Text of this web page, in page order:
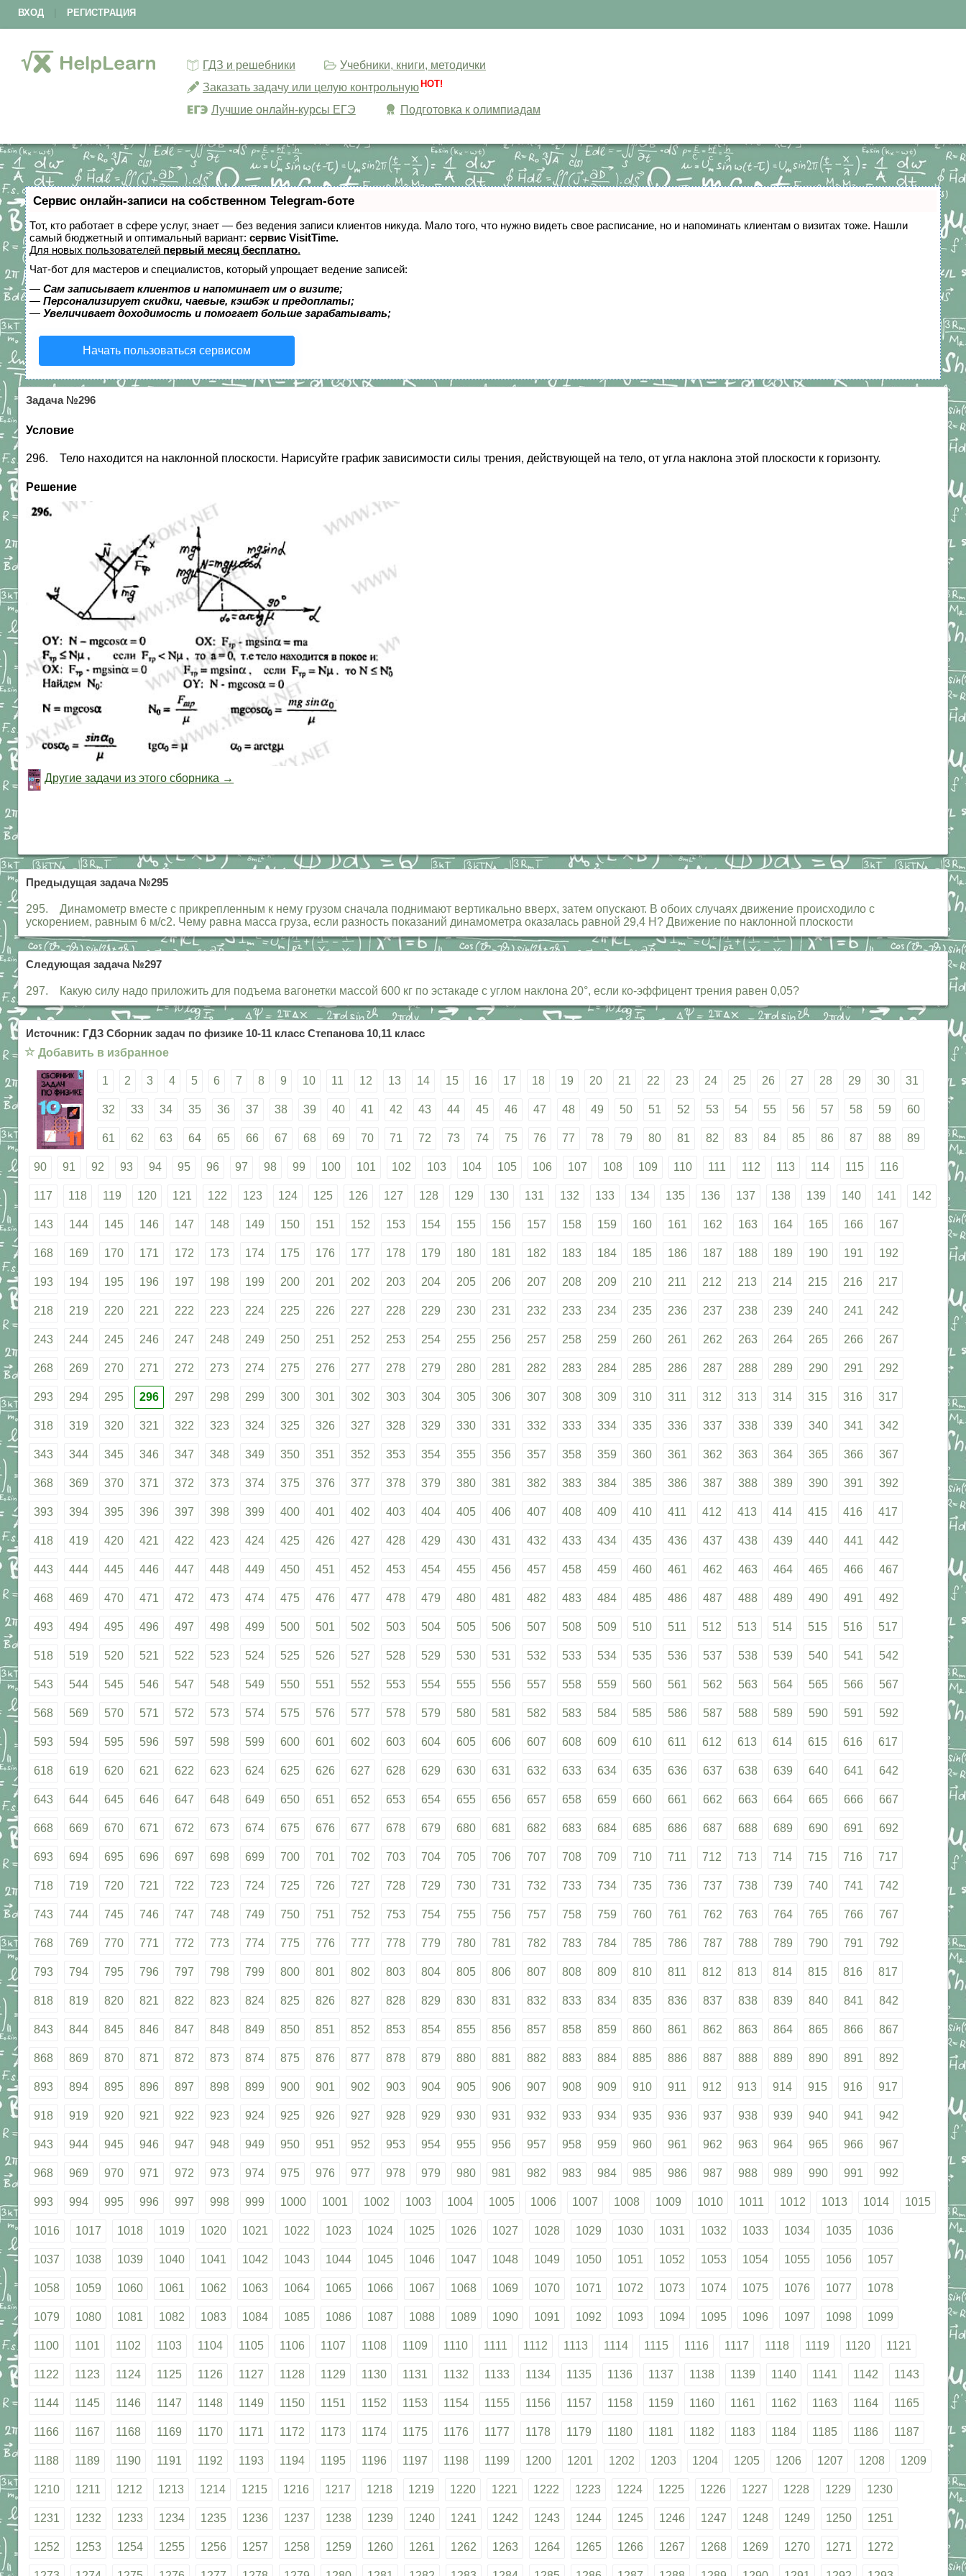
ВХОД РЕГИСТРАЦИЯ
ГДЗ и решебники
Учебники, книги, методички
Заказать задачу или целую контрольную HOT!
Лучшие онлайн-курсы ЕГЭ Подготовка к олимпиадам
Сервис онлайн-записи на собственном Telegram-боте
Тот, кто работает в сфере услуг, знает — без ведения записи клиентов никуда. Мало того, что нужно видеть свое расписание, но и напоминать клиентам о визитах тоже. Нашли
самый бюджетный и оптимальный вариант: сервис VisitTime.
Для новых пользователей первый месяц бесплатно.
Чат-бот для мастеров и специалистов, который упрощает ведение записей:
— Сам записывает клиентов и напоминает им о визите;
— Персонализирует скидки, чаевые, кэшбэк и предоплаты;
— Увеличивает доходимость и помогает больше зарабатывать;
Начать пользоваться сервисом
Задача №296
Условие
296. Тело находится на наклонной плоскости. Нарисуйте график зависимости силы трения, действующей на тело, от угла наклона этой плоскости к горизонту.
Решение
Другие задачи из этого сборника →
Предыдущая задача №295
295. Динамометр вместе с прикрепленным к нему грузом сначала поднимают вертикально вверх, затем опускают. В обоих случаях движение происходило с
ускорением, равным 6 м/с2. Чему равна масса груза, если разность показаний динамометра оказалась равной 29,4 Н? Движение по наклонной плоскости
Следующая задача №297
297. Какую силу надо приложить для подъема вагонетки массой 600 кг по эстакаде с углом наклона 20°, если ко-эффицент трения равен 0,05?
Источник: ГДЗ Сборник задач по физике 10-11 класс Степанова 10,11 класс
☆ Добавить в избранное
1 2 3 4 5 6 7 8 9 10 11 12 13 14 15 16 17 18 19 20 21 22 23 24 25 26 27 28 29 30 31
32 33 34 35 36 37 38 39 40 41 42 43 44 45 46 47 48 49 50 51 52 53 54 55 56 57 58 59 60
61 62 63 64 65 66 67 68 69 70 71 72 73 74 75 76 77 78 79 80 81 82 83 84 85 86 87 88 89
90 91 92 93 94 95 96 97 98 99 100 101 102 103 104 105 106 107 108 109 110 111 112 113 114 115 116
117 118 119 120 121 122 123 124 125 126 127 128 129 130 131 132 133 134 135 136 137 138 139 140 141 142
143 144 145 146 147 148 149 150 151 152 153 154 155 156 157 158 159 160 161 162 163 164 165 166 167
168 169 170 171 172 173 174 175 176 177 178 179 180 181 182 183 184 185 186 187 188 189 190 191 192
193 194 195 196 197 198 199 200 201 202 203 204 205 206 207 208 209 210 211 212 213 214 215 216 217
218 219 220 221 222 223 224 225 226 227 228 229 230 231 232 233 234 235 236 237 238 239 240 241 242
243 244 245 246 247 248 249 250 251 252 253 254 255 256 257 258 259 260 261 262 263 264 265 266 267
268 269 270 271 272 273 274 275 276 277 278 279 280 281 282 283 284 285 286 287 288 289 290 291 292
293 294 295 296 297 298 299 300 301 302 303 304 305 306 307 308 309 310 311 312 313 314 315 316 317
318 319 320 321 322 323 324 325 326 327 328 329 330 331 332 333 334 335 336 337 338 339 340 341 342
343 344 345 346 347 348 349 350 351 352 353 354 355 356 357 358 359 360 361 362 363 364 365 366 367
368 369 370 371 372 373 374 375 376 377 378 379 380 381 382 383 384 385 386 387 388 389 390 391 392
393 394 395 396 397 398 399 400 401 402 403 404 405 406 407 408 409 410 411 412 413 414 415 416 417
418 419 420 421 422 423 424 425 426 427 428 429 430 431 432 433 434 435 436 437 438 439 440 441 442
443 444 445 446 447 448 449 450 451 452 453 454 455 456 457 458 459 460 461 462 463 464 465 466 467
468 469 470 471 472 473 474 475 476 477 478 479 480 481 482 483 484 485 486 487 488 489 490 491 492
493 494 495 496 497 498 499 500 501 502 503 504 505 506 507 508 509 510 511 512 513 514 515 516 517
518 519 520 521 522 523 524 525 526 527 528 529 530 531 532 533 534 535 536 537 538 539 540 541 542
543 544 545 546 547 548 549 550 551 552 553 554 555 556 557 558 559 560 561 562 563 564 565 566 567
568 569 570 571 572 573 574 575 576 577 578 579 580 581 582 583 584 585 586 587 588 589 590 591 592
593 594 595 596 597 598 599 600 601 602 603 604 605 606 607 608 609 610 611 612 613 614 615 616 617
618 619 620 621 622 623 624 625 626 627 628 629 630 631 632 633 634 635 636 637 638 639 640 641 642
643 644 645 646 647 648 649 650 651 652 653 654 655 656 657 658 659 660 661 662 663 664 665 666 667
668 669 670 671 672 673 674 675 676 677 678 679 680 681 682 683 684 685 686 687 688 689 690 691 692
693 694 695 696 697 698 699 700 701 702 703 704 705 706 707 708 709 710 711 712 713 714 715 716 717
718 719 720 721 722 723 724 725 726 727 728 729 730 731 732 733 734 735 736 737 738 739 740 741 742
743 744 745 746 747 748 749 750 751 752 753 754 755 756 757 758 759 760 761 762 763 764 765 766 767
768 769 770 771 772 773 774 775 776 777 778 779 780 781 782 783 784 785 786 787 788 789 790 791 792
793 794 795 796 797 798 799 800 801 802 803 804 805 806 807 808 809 810 811 812 813 814 815 816 817
818 819 820 821 822 823 824 825 826 827 828 829 830 831 832 833 834 835 836 837 838 839 840 841 842
843 844 845 846 847 848 849 850 851 852 853 854 855 856 857 858 859 860 861 862 863 864 865 866 867
868 869 870 871 872 873 874 875 876 877 878 879 880 881 882 883 884 885 886 887 888 889 890 891 892
893 894 895 896 897 898 899 900 901 902 903 904 905 906 907 908 909 910 911 912 913 914 915 916 917
918 919 920 921 922 923 924 925 926 927 928 929 930 931 932 933 934 935 936 937 938 939 940 941 942
943 944 945 946 947 948 949 950 951 952 953 954 955 956 957 958 959 960 961 962 963 964 965 966 967
968 969 970 971 972 973 974 975 976 977 978 979 980 981 982 983 984 985 986 987 988 989 990 991 992
993 994 995 996 997 998 999 1000 1001 1002 1003 1004 1005 1006 1007 1008 1009 1010 1011 1012 1013 1014 1015
1016 1017 1018 1019 1020 1021 1022 1023 1024 1025 1026 1027 1028 1029 1030 1031 1032 1033 1034 1035 1036
1037 1038 1039 1040 1041 1042 1043 1044 1045 1046 1047 1048 1049 1050 1051 1052 1053 1054 1055 1056 1057
1058 1059 1060 1061 1062 1063 1064 1065 1066 1067 1068 1069 1070 1071 1072 1073 1074 1075 1076 1077 1078
1079 1080 1081 1082 1083 1084 1085 1086 1087 1088 1089 1090 1091 1092 1093 1094 1095 1096 1097 1098 1099
1100 1101 1102 1103 1104 1105 1106 1107 1108 1109 1110 1111 1112 1113 1114 1115 1116 1117 1118 1119 1120 1121
1122 1123 1124 1125 1126 1127 1128 1129 1130 1131 1132 1133 1134 1135 1136 1137 1138 1139 1140 1141 1142 1143
1144 1145 1146 1147 1148 1149 1150 1151 1152 1153 1154 1155 1156 1157 1158 1159 1160 1161 1162 1163 1164 1165
1166 1167 1168 1169 1170 1171 1172 1173 1174 1175 1176 1177 1178 1179 1180 1181 1182 1183 1184 1185 1186 1187
1188 1189 1190 1191 1192 1193 1194 1195 1196 1197 1198 1199 1200 1201 1202 1203 1204 1205 1206 1207 1208 1209
1210 1211 1212 1213 1214 1215 1216 1217 1218 1219 1220 1221 1222 1223 1224 1225 1226 1227 1228 1229 1230
1231 1232 1233 1234 1235 1236 1237 1238 1239 1240 1241 1242 1243 1244 1245 1246 1247 1248 1249 1250 1251
1252 1253 1254 1255 1256 1257 1258 1259 1260 1261 1262 1263 1264 1265 1266 1267 1268 1269 1270 1271 1272